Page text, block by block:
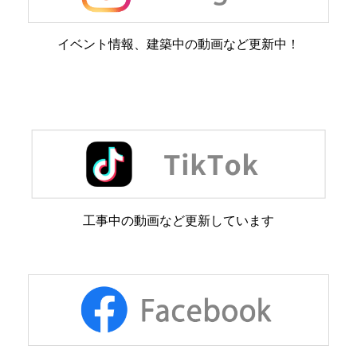
イベント情報、建築中の動画など更新中！
工事中の動画など更新しています